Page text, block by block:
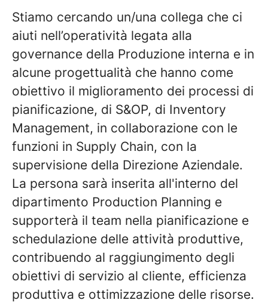
Stiamo cercando un/una collega che ci
aiuti nell’operatività legata alla
governance della Produzione interna e in
alcune progettualità che hanno come
obiettivo il miglioramento dei processi di
pianificazione, di S&OP, di Inventory
Management, in collaborazione con le
funzioni in Supply Chain, con la
supervisione della Direzione Aziendale.
La persona sarà inserita all'interno del
dipartimento Production Planning e
supporterà il team nella pianificazione e
schedulazione delle attività produttive,
contribuendo al raggiungimento degli
obiettivi di servizio al cliente, efficienza
produttiva e ottimizzazione delle risorse.